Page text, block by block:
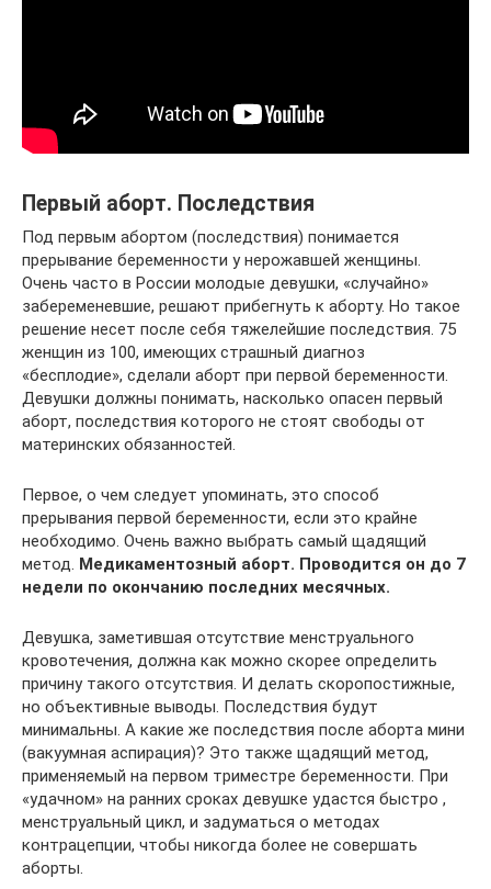
Первый аборт. Последствия
Под первым абортом (последствия) понимается
прерывание беременности у нерожавшей женщины.
Очень часто в России молодые девушки, «случайно»
забеременевшие, решают прибегнуть к аборту. Но такое
решение несет после себя тяжелейшие последствия. 75
женщин из 100, имеющих страшный диагноз
«бесплодие», сделали аборт при первой беременности.
Девушки должны понимать, насколько опасен первый
аборт, последствия которого не стоят свободы от
материнских обязанностей.
Первое, о чем следует упоминать, это способ
прерывания первой беременности, если это крайне
необходимо. Очень важно выбрать самый щадящий
метод. Медикаментозный аборт. Проводится он до 7
недели по окончанию последних месячных.
Девушка, заметившая отсутствие менструального
кровотечения, должна как можно скорее определить
причину такого отсутствия. И делать скоропостижные,
но объективные выводы. Последствия будут
минимальны. А какие же последствия после аборта мини
(вакуумная аспирация)? Это также щадящий метод,
применяемый на первом триместре беременности. При
«удачном» на ранних сроках девушке удастся быстро ,
менструальный цикл, и задуматься о методах
контрацепции, чтобы никогда более не совершать
аборты.